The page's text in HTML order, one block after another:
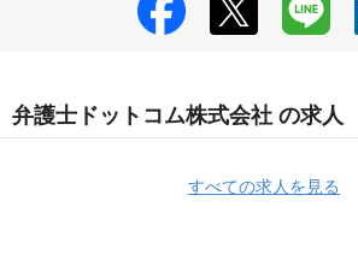
弁護士ドットコム株式会社 の求人
すべての求人を見る